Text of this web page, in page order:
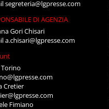
segreteria@lgpresse.com
DI AGENZIA
Gori Chisari
a.chisari@lgpresse.com
Torino
Cretier
Fimiano